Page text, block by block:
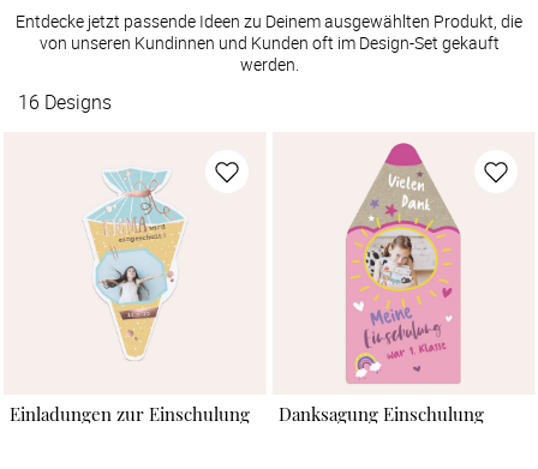
Entdecke jetzt passende Ideen zu Deinem ausgewählten Produkt, die
von unseren Kundinnen und Kunden oft im Design-Set gekauft
werden.
16 Designs
Einladungen zur Einschulung Danksagung Einschulung